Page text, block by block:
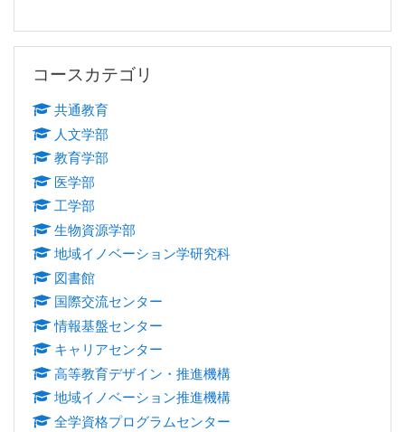
コースカテゴリ
共通教育
人文学部
教育学部
医学部
工学部
生物資源学部
地域イノベーション学研究科
図書館
国際交流センター
情報基盤センター
キャリアセンター
高等教育デザイン・推進機構
地域イノベーション推進機構
全学資格プログラムセンター